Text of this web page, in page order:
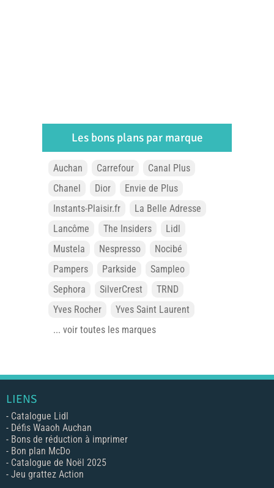
Les bons plans par marque
Auchan Carrefour
Canal Plus
Chanel
Dior
Envie de Plus
Instants-Plaisir.fr
La Belle Adresse
Lancôme
The Insiders
Lidl
Mustela
Nespresso
Nocibé
Pampers
Parkside
Sampleo
Sephora
SilverCrest
TRND
Yves Rocher
Yves Saint Laurent
... voir toutes les marques
LIENS
- Catalogue Lidl
- Défis Waaoh Auchan
- Bons de réduction à imprimer
- Bon plan McDo
- Catalogue de Noël 2025
- Jeu grattez Action